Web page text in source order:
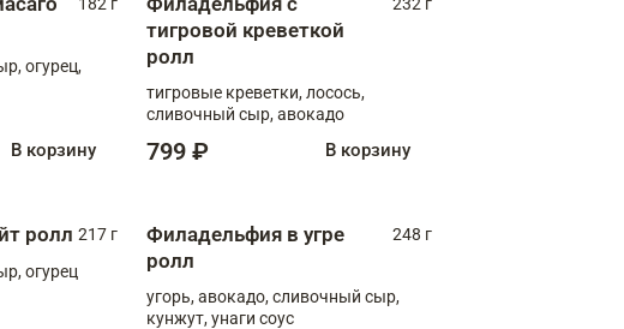
огурец,
В корзину
тигровой креветкой
ролл
тигровые креветки, лосось,
сливочный сыр, авокадо
799 ₽ В корзину
ролл 217 г
огурец
Филадельфия в угре
ролл
248 г
угорь, авокадо, сливочный сыр,
кунжут, унаги соус